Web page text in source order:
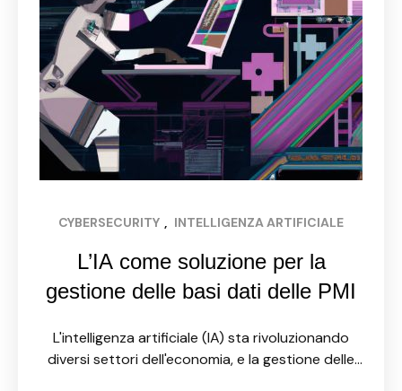
CYBERSECURITY , INTELLIGENZA ARTIFICIALE
L’IA come soluzione per la
gestione delle basi dati delle PMI
L'intelligenza artificiale (IA) sta rivoluzionando
diversi settori dell'economia, e la gestione delle